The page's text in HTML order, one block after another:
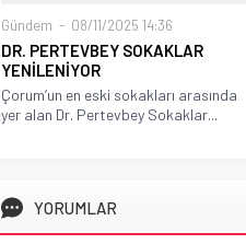
Gündem 08/11/2025 14:36
DR. PERTEVBEY SOKAKLAR
YENİLENİYOR
Çorum’un en eski sokakları arasında
yer alan Dr. Pertevbey Sokaklar...
YORUMLAR